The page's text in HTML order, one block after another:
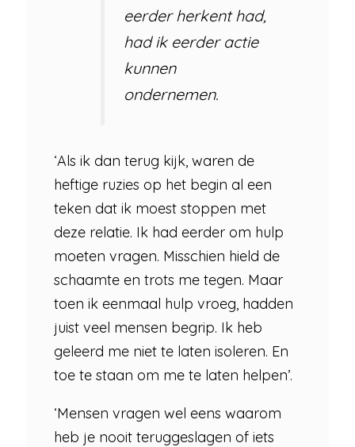
eerder herkent had,
had ik eerder actie
kunnen
ondernemen.
‘Als ik dan terug kijk, waren de
heftige ruzies op het begin al een
teken dat ik moest stoppen met
deze relatie. Ik had eerder om hulp
moeten vragen. Misschien hield de
schaamte en trots me tegen. Maar
toen ik eenmaal hulp vroeg, hadden
juist veel mensen begrip. Ik heb
geleerd me niet te laten isoleren. En
toe te staan om me te laten helpen’.
‘Mensen vragen wel eens waarom
heb je nooit teruggeslagen of iets